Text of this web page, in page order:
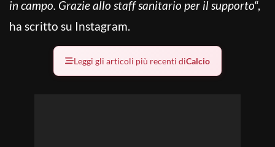
in campo. Grazie allo staff sanitario per il supporto“,
ha scritto su Instagram.
Leggi gli articoli più recenti diCalcio